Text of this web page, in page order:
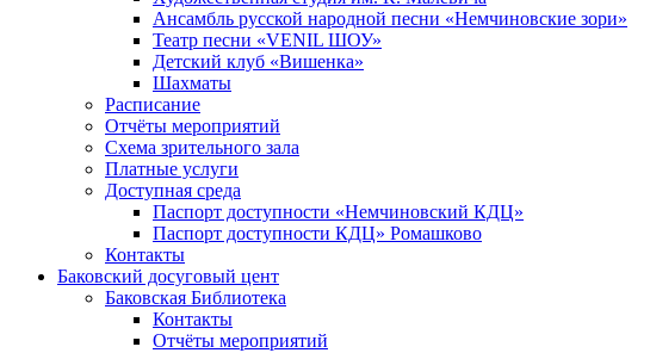
Ансамбль русской народной песни «Немчиновские зори»
Театр песни «VENIL ШОУ»
Детский клуб «Вишенка»
Шахматы
Расписание
Отчёты мероприятий
Схема зрительного зала
Платные услуги
Доступная среда
Паспорт доступности «Немчиновский КДЦ»
Паспорт доступности КДЦ» Ромашково
Контакты
Баковский досуговый цент
Баковская Библиотека
Контакты
Отчёты мероприятий